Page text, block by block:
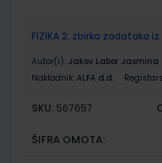
FIZIKA 2; zbirka zadataka
Autor(i): Jakov Labor Jasmina
Nakladnik: ALFA d.d.
SKU: 567657
ŠIFRA OMOTA: